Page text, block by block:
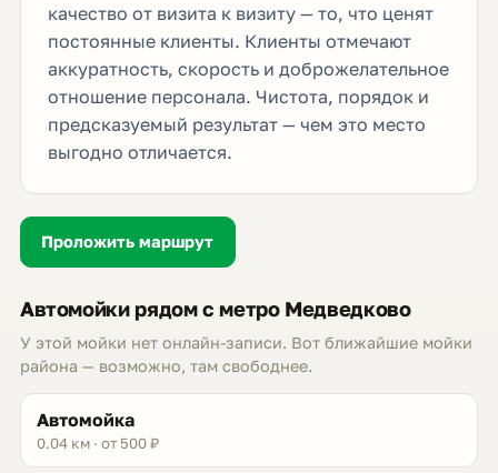
качество от визита к визиту — то, что ценят
постоянные клиенты. Клиенты отмечают
аккуратность, скорость и доброжелательное
отношение персонала. Чистота, порядок и
предсказуемый результат — чем это место
выгодно отличается.
Проложить маршрут
Автомойки рядом с метро Медведково
У этой мойки нет онлайн-записи. Вот ближайшие мойки
района — возможно, там свободнее.
Автомойка
0.04 км · от 500 ₽